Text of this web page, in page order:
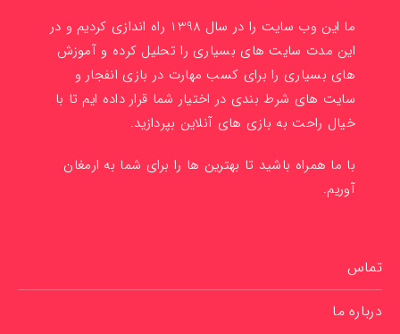
ما این وب سایت را در سال 1398 راه اندازی کردیم و در
این مدت سایت های بسیاری را تحلیل کرده و آموزش
های بسیاری را برای کسب مهارت در بازی انفجار و
سایت های شرط بندی در اختیار شما قرار داده ایم تا با
خیال راحت به بازی های آنلاین بپردازید.
با ما همراه باشید تا بهترین ها را برای شما به ارمغان
آوریم.
تماس
درباره ما